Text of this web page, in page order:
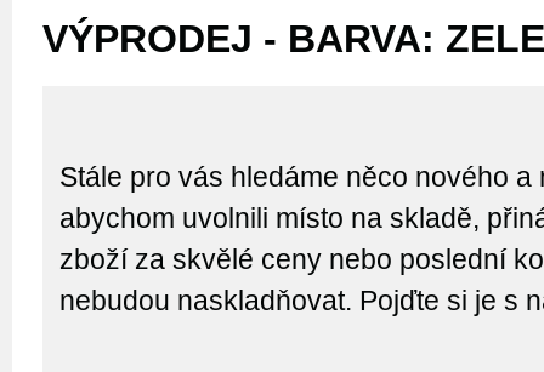
VÝPRODEJ - BARVA:
Stále pro vás hledáme něco nového a
abychom uvolnili místo na skladě,
zboží za skvělé ceny nebo poslední
nebudou naskladňovat. Pojďte si je s